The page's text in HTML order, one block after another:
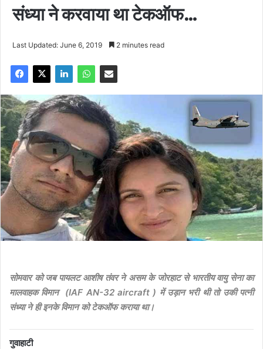
संध्या ने करवाया था टेकऑफ…
Last Updated: June 6, 2019 2 minutes read
सोमवार को जब पायलट आशीष तंवर ने असम के जोरहाट से भारतीय वायु सेना का
मालवाहक विमान (IAF AN-32 aircraft ) में उड़ान भरी थी तो उकी पत्नी
संध्या ने ही इनके विमान को टेकऑफ कराया था।
गुवाहाटी